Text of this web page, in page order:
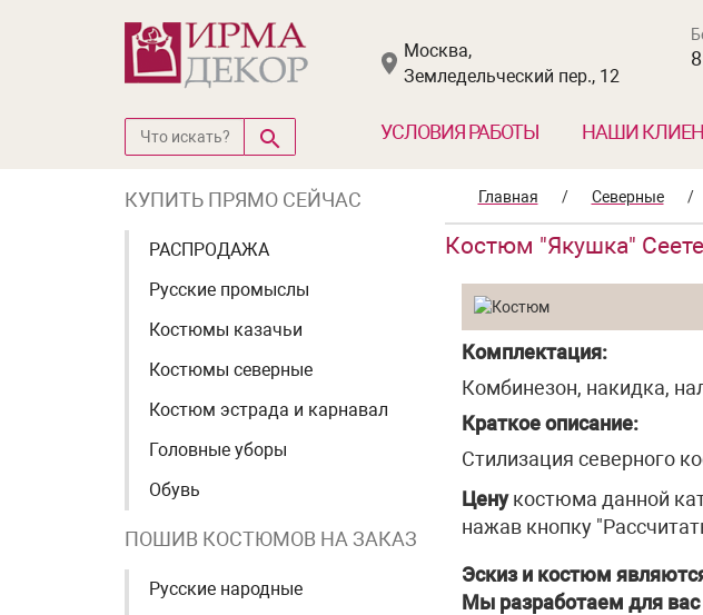
Москва,
Земледельческий пер., 12
УСЛОВИЯ РАБОТЫ НАШИ
КУПИТЬ ПРЯМО СЕЙЧАС
РАСПРОДАЖА
Русские промыслы
Костюмы казачьи
Костюмы северные
Костюм эстрада и карнавал
Головные уборы
Обувь
ПОШИВ КОСТЮМОВ НА ЗАКАЗ
Русские народные
Главная / Северные /
Костюм "Якушка"
Комплектация:
Комбинезон, накидка,
Краткое описание:
Стилизация северного
Ценукостюма данной
нажав кнопку
Эскиз и костюм
Мы разработаем для